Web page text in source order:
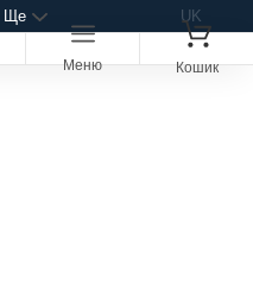
Ще UK
Меню Кошик